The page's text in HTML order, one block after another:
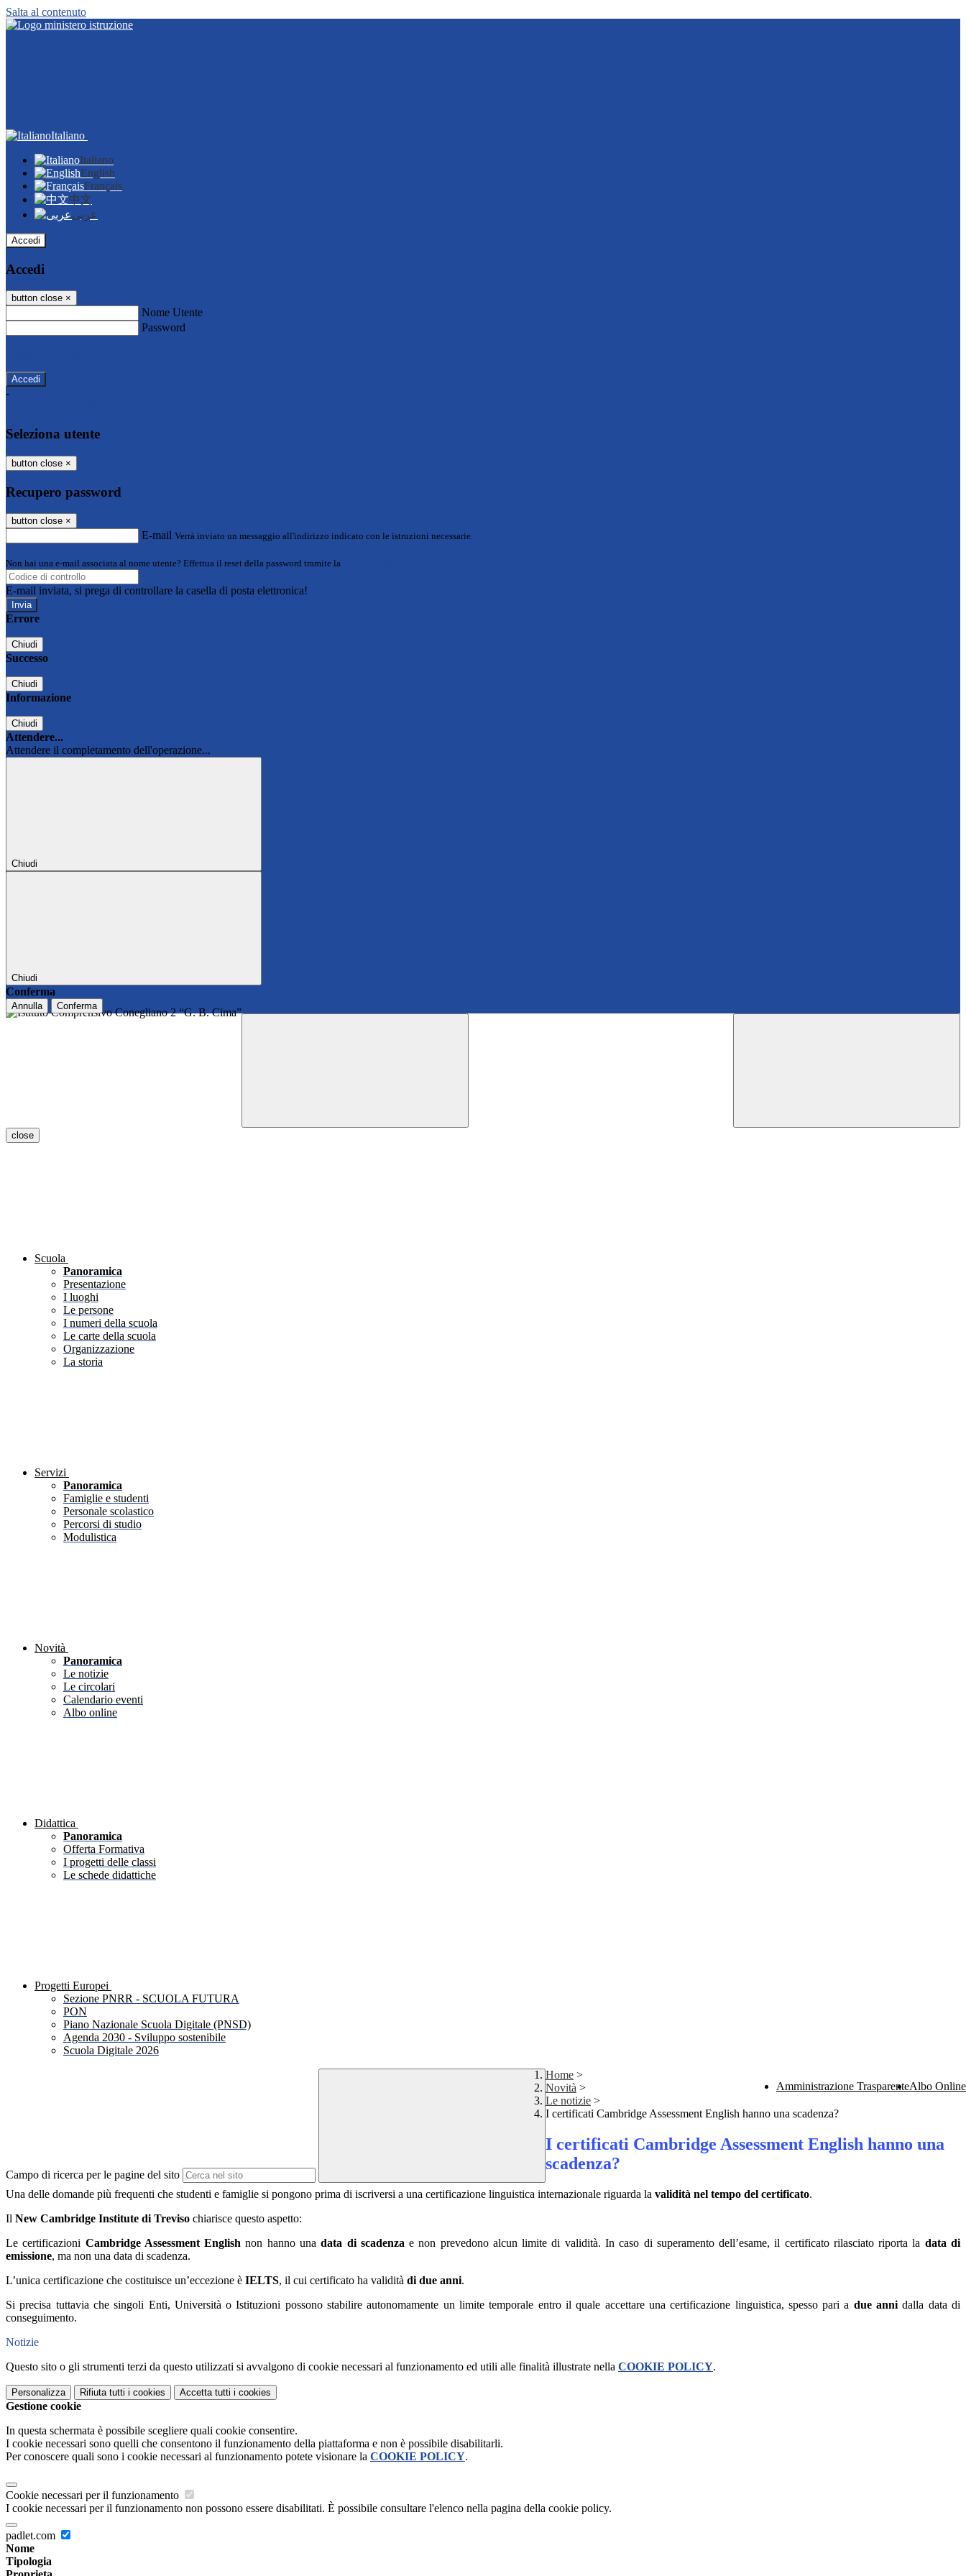
Salta al contenuto
Italiano
Italiano
English
Français
中文
عربى
Accedi
Accedi
button close ×
Nome Utente
Password
-
Seleziona utente
button close ×
Recupero password
button close ×
E-mail Verrà inviato un messaggio all'indirizzo indicato con le istruzioni necessarie.
Non hai una e-mail associata al nome utente? Effettua il reset della password tramite la
E-mail inviata, si prega di controllare la casella di posta elettronica!
Errore
Chiudi
Successo
Chiudi
Informazione
Chiudi
Attendere...
Attendere il completamento dell'operazione...
Chiudi
Chiudi
Conferma
Annulla Conferma
close
Scuola
Panoramica
Presentazione
I luoghi
Le persone
I numeri della scuola
Le carte della scuola
Organizzazione
La storia
Servizi
Panoramica
Famiglie e studenti
Personale scolastico
Percorsi di studio
Modulistica
Novità
Panoramica
Le notizie
Le circolari
Calendario eventi
Albo online
Didattica
Panoramica
Offerta Formativa
I progetti delle classi
Le schede didattiche
Progetti Europei
Sezione PNRR - SCUOLA FUTURA
PON
Piano Nazionale Scuola Digitale (PNSD)
Agenda 2030 - Sviluppo sostenibile
Scuola Digitale 2026
Amministrazione TrasparenteAlbo Online
Campo di ricerca per le pagine del sito
Home >
Novità >
Le notizie >
I certificati Cambridge Assessment English hanno una scadenza?
I certificati Cambridge Assessment English hanno una
scadenza?
Una delle domande più frequenti che studenti e famiglie si pongono prima di iscriversi a una certificazione linguistica internazionale riguarda la validità nel tempo del certificato.
Il New Cambridge Institute di Treviso chiarisce questo aspetto:
Le certificazioni Cambridge Assessment English non hanno unadata di scadenza e non prevedono alcun limite di validità. In caso di superamento dell’esame, il certificato rilasciato riporta la data di
emissione, ma non una data di scadenza.
L’unica certificazione che costituisce un’eccezione è IELTS, il cui certificato ha validità di due anni.
Si precisa tuttavia che singoli Enti, Università o Istituzioni possono stabilire autonomamente un limite temporale entro il quale accettare una certificazione linguistica, spesso pari a due anni dalla data di
conseguimento.
Notizie
Questo sito o gli strumenti terzi da questo utilizzati si avvalgono di cookie necessari al funzionamento ed utili alle finalità illustrate nella COOKIE POLICY.
Personalizza Rifiuta tutti i cookies Accetta tutti i cookies
Gestione cookie
In questa schermata è possibile scegliere quali cookie consentire.
I cookie necessari sono quelli che consentono il funzionamento della piattaforma e non è possibile disabilitarli.
Per conoscere quali sono i cookie necessari al funzionamento potete visionare la COOKIE POLICY.
Cookie necessari per il funzionamento
I cookie necessari per il funzionamento non possono essere disabilitati. È possibile consultare l'elenco nella pagina della cookie policy.
padlet.com
Nome
Tipologia